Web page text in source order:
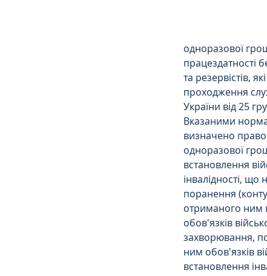
одноразової
працездатності
та резервістів,
проходження
України від 25
Вказаними
визначено
одноразової
встановлення
інвалідності, що
поранення
отриманого ним
обов'язків
захворювання,
ним обов'язків
встановлення